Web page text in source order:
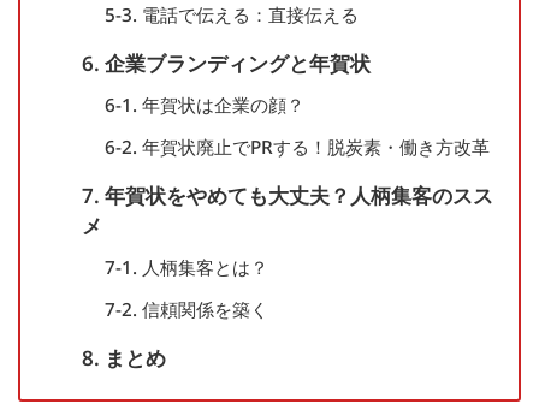
5-3. 電話で伝える：直接伝える
6. 企業ブランディングと年賀状
6-1. 年賀状は企業の顔？
6-2. 年賀状廃止でPRする！脱炭素・働き方改革
7. 年賀状をやめても大丈夫？人柄集客のスス
メ
7-1. 人柄集客とは？
7-2. 信頼関係を築く
8. まとめ